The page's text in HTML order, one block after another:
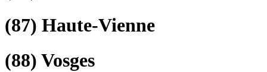
(87) Haute-Vienne
(88) Vosges